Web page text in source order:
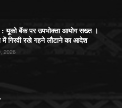
यूको बैंक पर उपभोक्ता आयोग सख्त ।
में गिरवी रखे गहने लौटाने का आदेश
2026